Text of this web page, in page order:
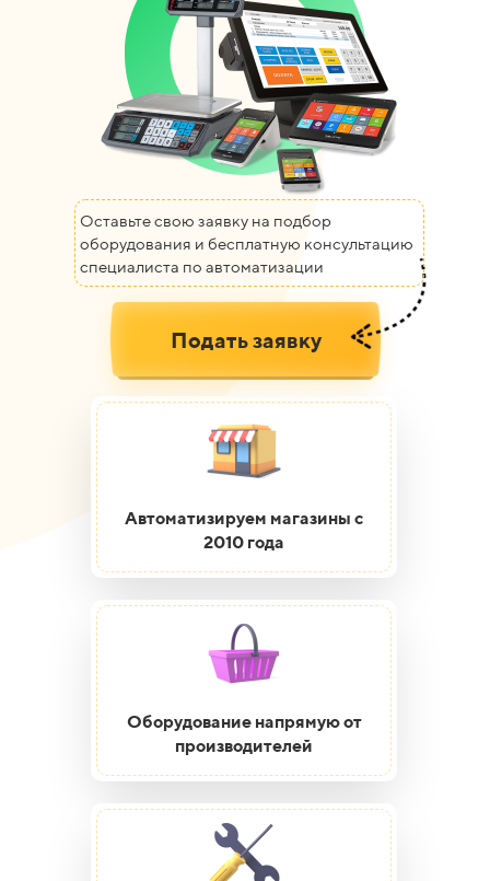
Автоматизируем магазины с
2010 года
Оборудование напрямую от
производителей
Подать заявку
Оставьте свою заявку на подбор
оборудования и бесплатную консультацию
специалиста по автоматизации